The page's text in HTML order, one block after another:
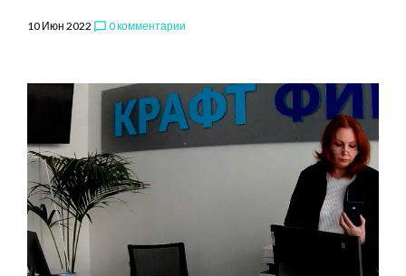
10 Июн 2022 chat_bubble_outline 0 комментарии